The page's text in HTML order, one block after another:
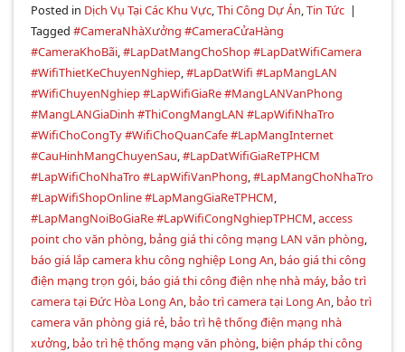
Posted in Dịch Vụ Tại Các Khu Vực ,Thi Công Dự Án ,Tin Tức |
Tagged#CameraNhàXưởng #CameraCửaHàng
#CameraKhoBãi ,#LapDatMangChoShop #LapDatWifiCamera
#WifiThietKeChuyenNghiep ,#LapDatWifi #LapMangLAN
#WifiChuyenNghiep #LapWifiGiaRe #MangLANVanPhong
#MangLANGiaDinh #ThiCongMangLAN #LapWifiNhaTro
#WifiChoCongTy #WifiChoQuanCafe #LapMangInternet
#CauHinhMangChuyenSau ,#LapDatWifiGiaReTPHCM
#LapWifiChoNhaTro #LapWifiVanPhong ,#LapMangChoNhaTro
#LapWifiShopOnline #LapMangGiaReTPHCM
#LapMangNoiBoGiaRe #LapWifiCongNghiepTPHCM ,access
point cho văn phòng bảng giá thi công mạng LAN văn phòng
báo giá lắp camera khu công nghiệp Long An báo giá thi công
điện mạng trọn gói báo giá thi công điện nhẹ nhà máy, bảo trì
camera tại Đức Hòa Long An bảo trì camera tại Long An bảo trì
camera văn phòng giá rẻ bảo trì hệ thống điện mạng nhà
xưởng bảo trì hệ thống mạng văn phòng biện pháp thi công